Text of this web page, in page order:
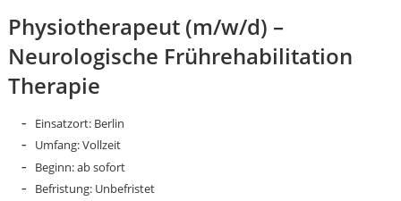
Physiotherapeut (m/w/d) –
Neurologische Frührehabilitation
Therapie
Einsatzort: Berlin
Umfang: Vollzeit
Beginn: ab sofort
Befristung: Unbefristet